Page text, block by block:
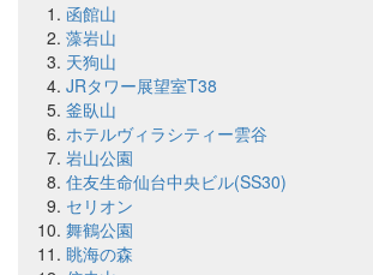
函館山
藻岩山
天狗山
JRタワー展望室T38
釜臥山
ホテルヴィラシティー雲谷
岩山公園
住友生命仙台中央ビル(SS30)
セリオン
舞鶴公園
眺海の森